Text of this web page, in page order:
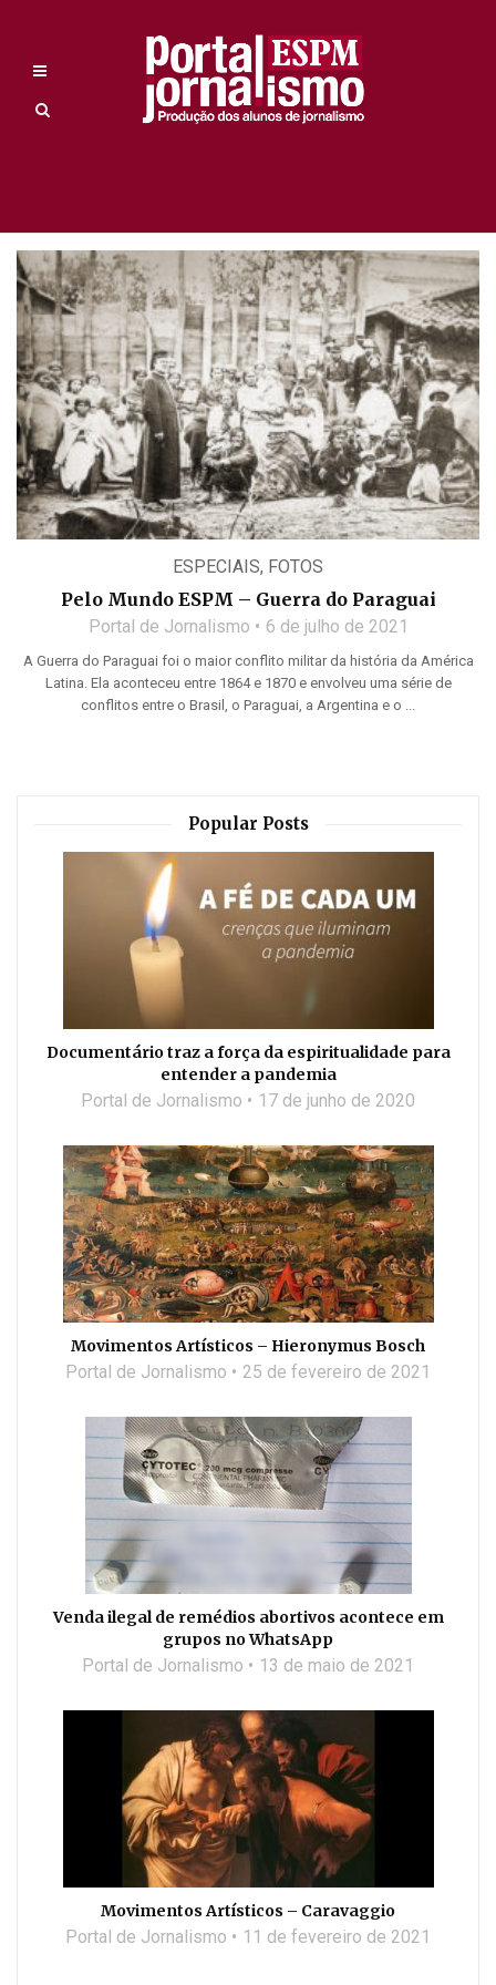
ESPECIAIS, FOTOS
Pelo Mundo ESPM – Guerra do Paraguai
Portal de Jornalismo 6 de julho de 2021
A Guerra do Paraguai foi o maior conflito militar da história da América
Latina. Ela aconteceu entre 1864 e 1870 e envolveu uma série de
conflitos entre o Brasil, o Paraguai, a Argentina e o ...
Popular Posts
Documentário traz a força da espiritualidade para
entender a pandemia
Portal de Jornalismo 17 de junho de 2020
Movimentos Artísticos – Hieronymus Bosch
Portal de Jornalismo 25 de fevereiro de 2021
Venda ilegal de remédios abortivos acontece em
grupos no WhatsApp
Portal de Jornalismo 13 de maio de 2021
Movimentos Artísticos – Caravaggio
Portal de Jornalismo 11 de fevereiro de 2021